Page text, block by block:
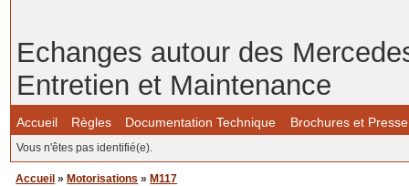
Echanges autour des
Entretien et Maintenance
Accueil Règles Documentation Technique Brochures et Presse
Vous n'êtes pas identifié(e).
Accueil » Motorisations » M117